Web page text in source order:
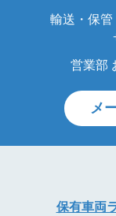
輸送・保
営業部
メ
保有車両